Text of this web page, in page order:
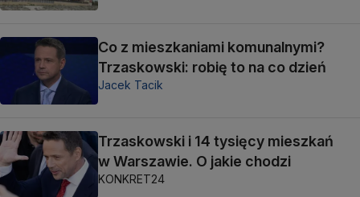
Co z mieszkaniami komunalnymi?
Trzaskowski: robię to na co dzień
Jacek Tacik
Trzaskowski i 14 tysięcy mieszkań
w Warszawie. O jakie chodzi
KONKRET24